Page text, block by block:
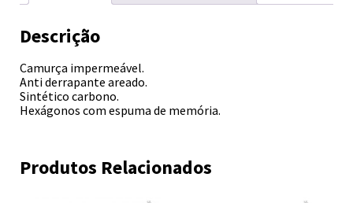
Descrição
Camurça impermeável.
Anti derrapante areado.
Sintético carbono.
Hexágonos com espuma de memória.
Produtos Relacionados